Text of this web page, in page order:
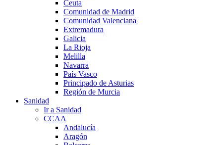
Ceuta
Comunidad de Madrid
Comunidad Valenciana
Extremadura
Galicia
La Rioja
Melilla
Navarra
País Vasco
Principado de Asturias
Región de Murcia
Sanidad
Ir a Sanidad
CCAA
Andalucía
Aragón